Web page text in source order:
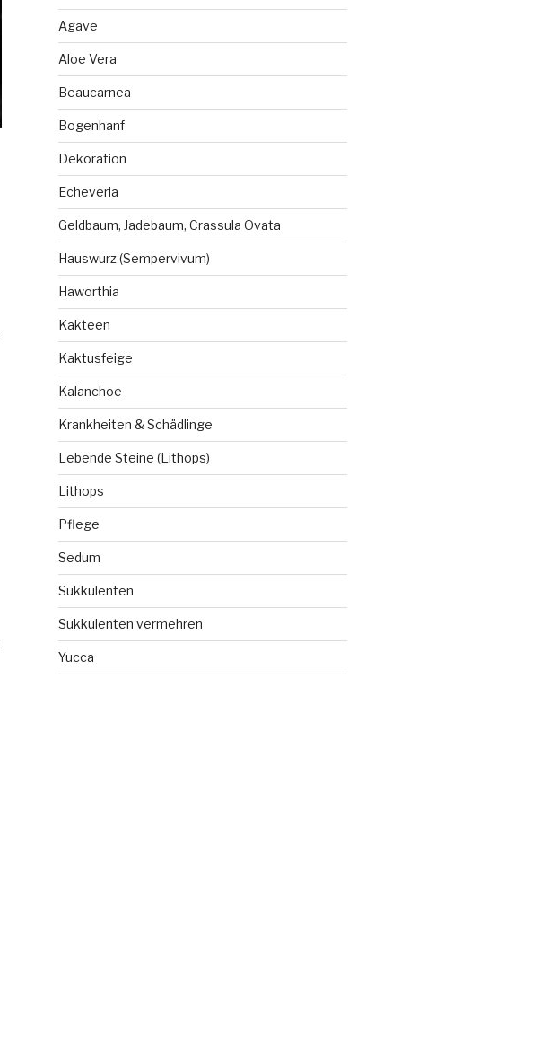
Agave
Aloe Vera
Beaucarnea
Bogenhanf
Dekoration
Echeveria
Geldbaum, Jadebaum, Crassula Ovata
Hauswurz (Sempervivum)
Haworthia
Kakteen
Kaktusfeige
Kalanchoe
Krankheiten & Schädlinge
Lebende Steine (Lithops)
Lithops
Pflege
Sedum
Sukkulenten
Sukkulenten vermehren
Yucca